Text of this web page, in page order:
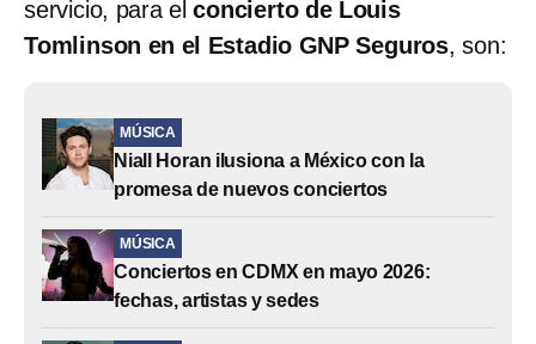
servicio, para elconcierto de Louis
Tomlinson en el Estadio GNP Seguros, son:
MÚSICA
Niall Horan ilusiona a México con la
promesa de nuevos conciertos
MÚSICA
Conciertos en CDMX en mayo 2026:
fechas, artistas y sedes